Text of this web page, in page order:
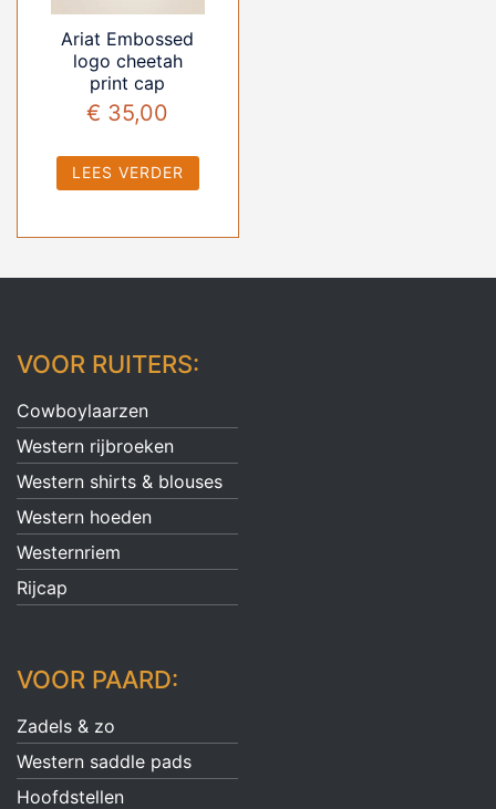
Ariat Embossed
logo cheetah
print cap
€ 35,00
LEES VERDER
VOOR RUITERS:
Cowboylaarzen
Western rijbroeken
Western shirts & blouses
Western hoeden
Westernriem
Rijcap
VOOR PAARD:
Zadels & zo
Western saddle pads
Hoofdstellen